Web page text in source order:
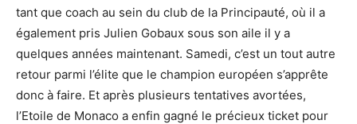
tant que coach au sein du club de la Principauté, où il a
également pris Julien Gobaux sous son aile il y a
quelques années maintenant. Samedi, c’est un tout autre
retour parmi l’élite que le champion européen s’apprête
donc à faire. Et après plusieurs tentatives avortées,
l’Etoile de Monaco a enfin gagné le précieux ticket pour